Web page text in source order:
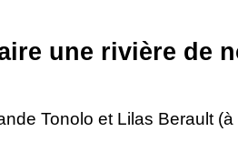
une rivière de
Tonolo et Lilas Berault (à